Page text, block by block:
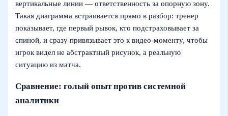
вертикальные линии — ответственность за опорную зону.
Такая диаграмма встраивается прямо в разбор: тренер
показывает, где первый рывок, кто подстраховывает за
спиной, и сразу привязывает это к видео‑моменту, чтобы
игрок видел не абстрактный рисунок, а реальную
ситуацию из матча.
Сравнение: голый опыт против системной
аналитики